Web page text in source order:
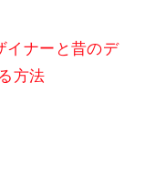
イナーと昔のデ
方法